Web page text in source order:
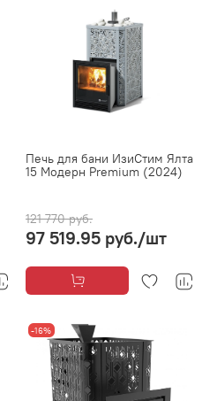
Печь для бани ИзиСтим Ялта
15 Модерн Premium (2024)
121 770 руб.
97 519.95 руб./шт
-16%